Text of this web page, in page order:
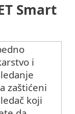
Smart
i
zaštićeni
koji